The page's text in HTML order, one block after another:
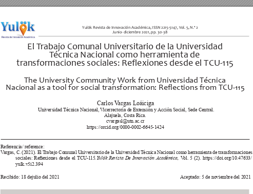
Yulök Revista de Innovación Académica, ISSN 2215-5147, Vol. 5, N.º 2
Junio- diciembre 2021, pp. 30-38
El Trabajo Comunal Universitario de la Universidad
Técnica Nacional como herramienta de
transformaciones sociales: Reflexiones desde el TCU-115
Carlos Vargas Loáiciga
Universidad Técnica Nacional, Vicerrectoría de Extensión y Acción Social, Sede Central.
Alajuela, Costa Rica.
cvargasl@utn.ac.cr
https://orcid.org/0000-0002-6645-1424
The University Community Work from Universidad Técnica
Nacional as a tool for social transformation: Reflections from TCU-115
Referencia/ reference:
Vargas, C. (2021). El Trabajo Comunal Universitario de la Universidad Técnica Nacional como herramienta de transformaciones
sociales: Reexiones desde el TCU-1 15.Yulök Revista De Innovación Académica, Vol. 5 (2). https://doi.org/10.47633/
yulk.v5i2.394
Recibido: 18 dejulio del 2021 Aceptado: 5 de noviembre del 2021